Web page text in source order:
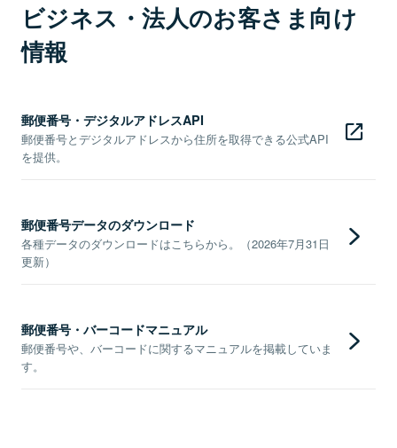
ビジネス・法人のお客さま向け
情報
郵便番号・デジタルアドレスAPI
郵便番号とデジタルアドレスから住所を取得できる公式API
を提供。
郵便番号データのダウンロード
各種データのダウンロードはこちらから。（2026年7月31日
更新）
郵便番号・バーコードマニュアル
郵便番号や、バーコードに関するマニュアルを掲載していま
す。